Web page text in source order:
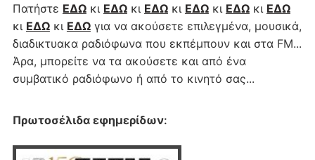
Πατήστε ΕΔΩκι ΕΔΩκι ΕΔΩκι ΕΔΩκι ΕΔΩκι ΕΔΩ
κι ΕΔΩκι ΕΔΩγια να ακούσετε επιλεγμένα, μουσικά,
διαδικτυακα ραδιόφωνα που εκπέμπουν και στα FM...
Άρα, μπορείτε να τα ακούσετε και από ένα
συμβατικό ραδιόφωνο ή από το κινητό σας...
Πρωτοσέλιδα εφημερίδων: